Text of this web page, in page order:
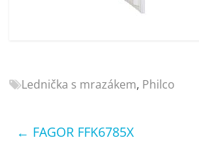
mobilní
bazény
Lednička s mrazákem, Philco
← FAGOR FFK6785X